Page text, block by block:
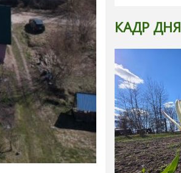
КАДР ДНЯ